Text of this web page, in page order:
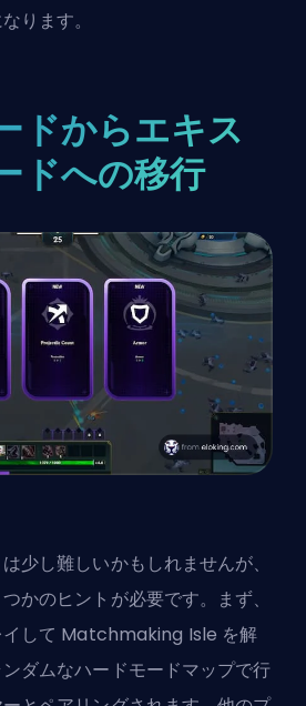
ります。
ドからエキス
ドへの移行
少し難しいかもしれませんが、
かのヒントが必要です。まず、
イして Matchmaking Isle を解
ダムなハードモードマップで行